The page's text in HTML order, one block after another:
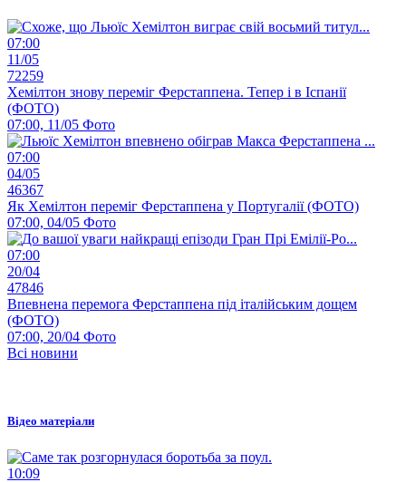
07:00
11/05
72259
Хемілтон знову переміг Ферстаппена. Тепер і в Іспанії
(ФОТО)
07:00, 11/05 Фото
07:00
04/05
46367
Як Хемілтон переміг Ферстаппена у Португалії (ФОТО)
07:00, 04/05 Фото
07:00
20/04
47846
Впевнена перемога Ферстаппена під італійським дощем
(ФОТО)
07:00, 20/04 Фото
Всі новини
Відео матеріали
10:09